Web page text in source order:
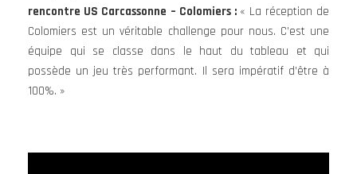
rencontre US Carcassonne – Colomiers : « La réception de
Colomiers est un véritable challenge pour nous. C’est une
équipe qui se classe dans le haut du tableau et qui
possède un jeu très performant. Il sera impératif d’être à
100%. »